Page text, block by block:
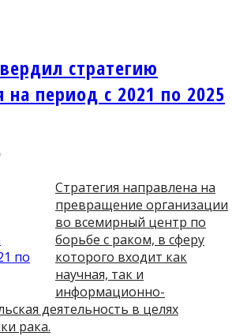
стратегию
на период с 2021 по 2025
Стратегия направлена на
превращение организации
во всемирный центр по
борьбе с раком, в сферу
которого входит как
научная, так и
информационно-
деятельность в целях
рака.